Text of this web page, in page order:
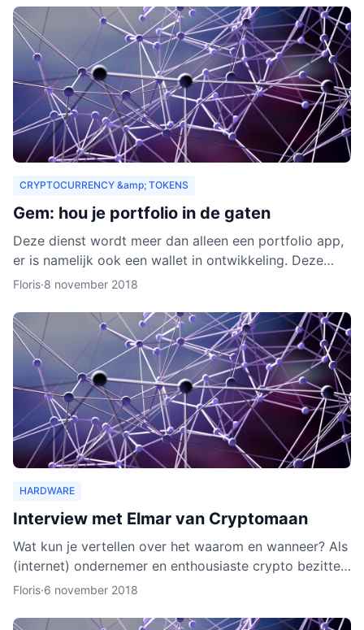
CRYPTOCURRENCY &amp; TOKENS
Gem: hou je portfolio in de gaten
Deze dienst wordt meer dan alleen een portfolio app,
er is namelijk ook een wallet in ontwikkeling. Deze
wallet gaat verschillende cryptocurrencies en token
Floris·8 november 2018
HARDWARE
Interview met Elmar van Cryptomaan
Wat kun je vertellen over het waarom en wanneer? Als
(internet) ondernemer en enthousiaste crypto bezitter
was het een logische keuze om de webshop te
Floris·6 november 2018